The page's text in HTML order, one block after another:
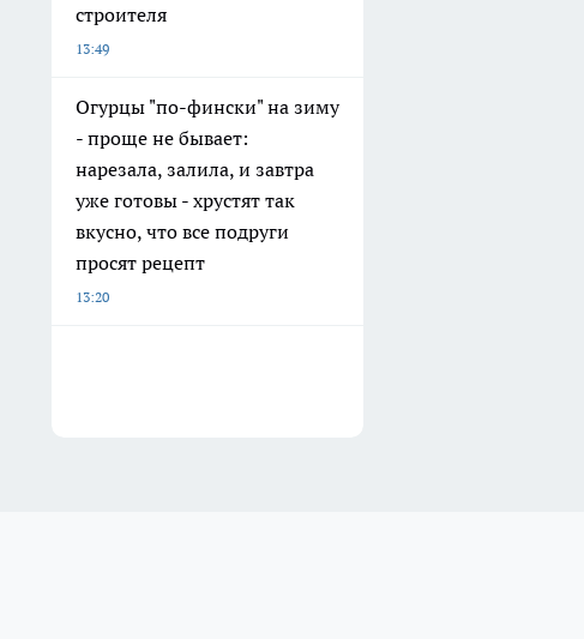
строителя
13:49
Огурцы "по-фински" на зиму
- проще не бывает:
нарезала, залила, и завтра
уже готовы - хрустят так
вкусно, что все подруги
просят рецепт
13:20